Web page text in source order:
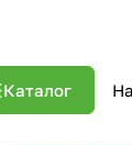
Каталог